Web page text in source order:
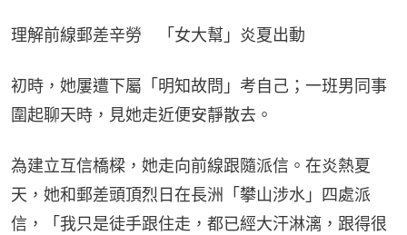
理解前線郵差辛勞　「女大幫」炎夏出動
初時，她屢遭下屬「明知故問」考自己；一班男同事
圍起聊天時，見她走近便安靜散去。
為建立互信橋樑，她走向前線跟隨派信。在炎熱夏
天，她和郵差頭頂烈日在長洲「攀山涉水」四處派
信，「我只是徒手跟住走，都已經大汗淋漓，跟得很